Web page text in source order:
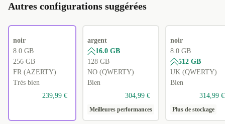
Autres configurations suggérées
noir
8.0 GB
256 GB
FR (AZERTY)
Très bien
239,99 €
argent
16.0 GB
128 GB
NO (QWERTY)
Bien
304,99 €
Meilleures performances
noir
8.0 GB
512 GB
UK (QWERTY)
Bien
314,99 €
Plus de stockage